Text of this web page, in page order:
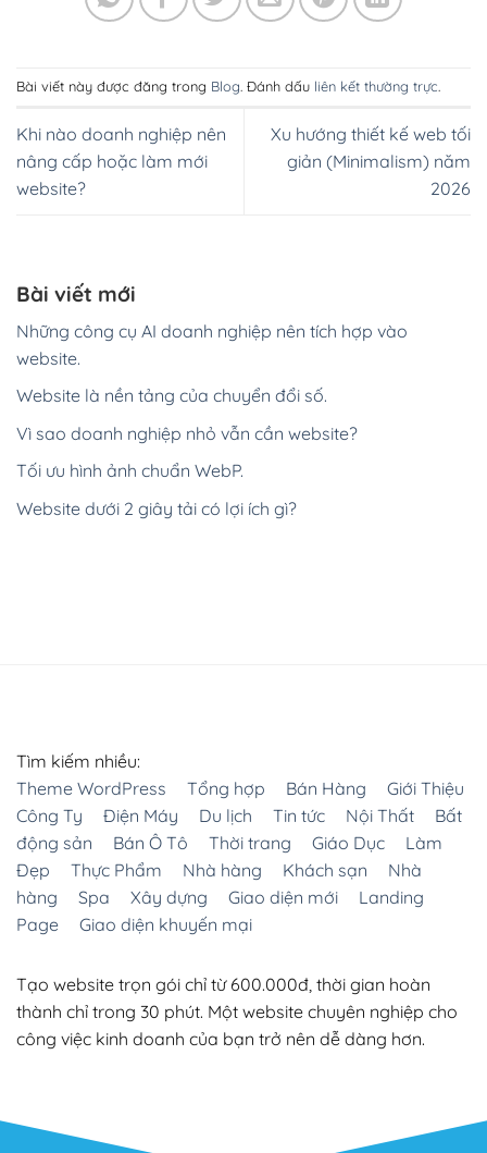
Bài viết này được đăng trong Blog. Đánh dấu liên kết thường trực.
Khi nào doanh nghiệp nên
nâng cấp hoặc làm mới
website?
Xu hướng thiết kế web tối
giản (Minimalism) năm
2026
Bài viết mới
Những công cụ AI doanh nghiệp nên tích hợp vào
website.
Website là nền tảng của chuyển đổi số.
Vì sao doanh nghiệp nhỏ vẫn cần website?
Tối ưu hình ảnh chuẩn WebP.
Website dưới 2 giây tải có lợi ích gì?
Tìm kiếm nhiều:
Theme WordPress
Tổng hợp Bán Hàng
Giới Thiệu
Công Ty
Điện Máy Du lịch Tin tức Nội Thất
Bất
động sản
Bán Ô Tô Thời trang Giáo Dục
Làm
Đẹp
Thực Phẩm Nhà hàng Khách sạn
Nhà
hàng
Spa Xây dựng Giao diện mới
Landing
Page
Giao diện khuyến mại
Tạo website trọn gói chỉ từ 600.000đ, thời gian hoàn
thành chỉ trong 30 phút. Một website chuyên nghiệp cho
công việc kinh doanh của bạn trở nên dễ dàng hơn.